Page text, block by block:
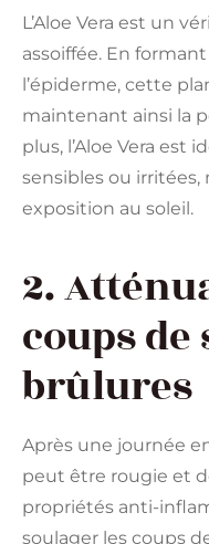
L’Aloe Vera est un
assoiffée. En
l’épiderme, cette
maintenant ainsi la
plus, l’Aloe Vera est
sensibles ou
exposition au soleil.
2.
coups de
brûlures
Après une journée
peut être rougie et
propriétés anti-
soulager les coups